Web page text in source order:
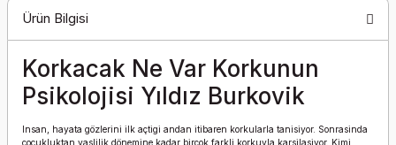
Ürün Bilgisi
Korkacak Ne Var Korkunun
Psikolojisi Yıldız Burkovik
Insan, hayata gözlerini ilk açtigi andan itibaren korkularla tanisiyor. Sonrasinda
çocukluktan yaslilik dönemine kadar birçok farkli korkuyla karsilasiyor. Kimi